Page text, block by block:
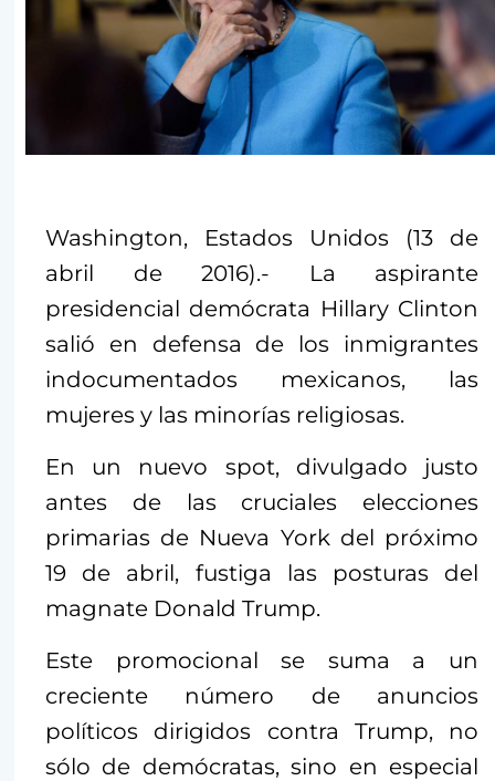
Washington, Estados Unidos (13 de
abril de 2016).- La aspirante
presidencial demócrata Hillary Clinton
salió en defensa de los inmigrantes
indocumentados mexicanos, las
mujeres y las minorías religiosas.
En un nuevo spot, divulgado justo
antes de las cruciales elecciones
primarias de Nueva York del próximo
19 de abril, fustiga las posturas del
magnate Donald Trump.
Este promocional se suma a un
creciente número de anuncios
políticos dirigidos contra Trump, no
sólo de demócratas, sino en especial